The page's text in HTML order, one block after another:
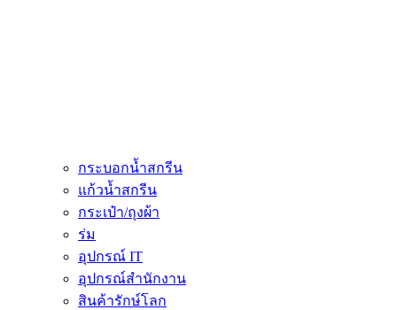
กระบอกน้ำสกรีน
แก้วน้ำสกรีน
กระเป๋า/ถุงผ้า
ร่ม
อุปกรณ์ IT
อุปกรณ์สำนักงาน
สินค้ารักษ์โลก